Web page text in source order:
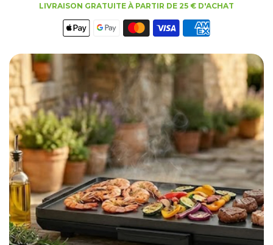
LIVRAISON GRATUITE À PARTIR DE 25 € D'ACHAT